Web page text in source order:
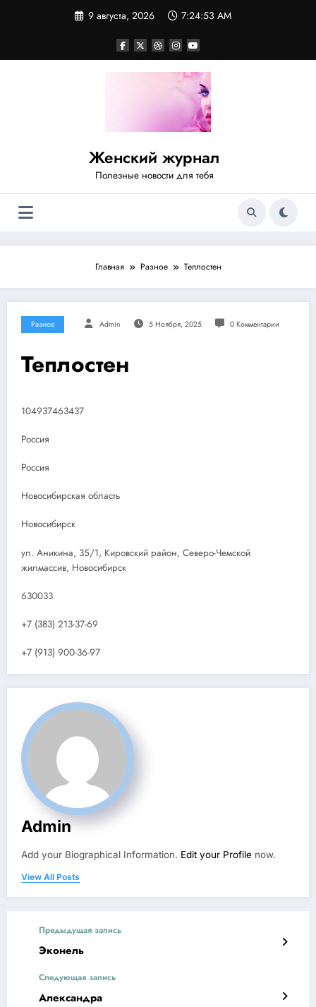
9 августа, 2026 7:24:53 AM
Женский журнал
Полезные новости для тебя
Главная Разное Теплостен
Разное Admin 5 Ноября, 2025 0 Комментарии
Теплостен
104937463437
Россия
Россия
Новосибирская область
Новосибирск
ул. Аникина, 35/1, Кировский район, Северо-Чемской
жилмассив, Новосибирск
630033
+7 (383) 213-37-69
+7 (913) 900-36-97
Admin
Add your Biographical Information. Edit your Profile now.
View All Posts
Предыдущая запись
Эконель
Следующая запись
Александра